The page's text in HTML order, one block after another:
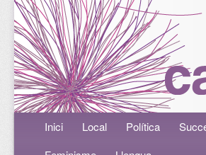
Menú principalAneu al contingut principal
Aneu al contingut secundari
Inici Local Política